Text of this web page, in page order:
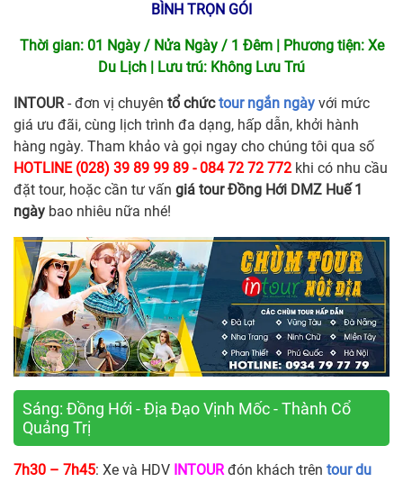
BÌNH TRỌN GÓI
Thời gian: 01 Ngày / Nửa Ngày / 1 Đêm | Phương tiện: Xe
Du Lịch | Lưu trú: Không Lưu Trú
INTOUR- đơn vị chuyên tổ chứctour ngắn ngày với mức
giá ưu đãi, cùng lịch trình đa dạng, hấp dẫn, khởi hành
hàng ngày. Tham khảo và gọi ngay cho chúng tôi qua số
HOTLINE (028) 39 89 99 89 - 084 72 72 772 khi có nhu cầu
đặt tour, hoặc cần tư vấn giá tour Đồng Hới DMZ Huế 1
ngày bao nhiêu nữa nhé!
Sáng: Đồng Hới - Địa Đạo Vịnh Mốc - Thành Cổ
Quảng Trị
7h30 – 7h45: Xe và HDV INTOURđón khách trên tour du